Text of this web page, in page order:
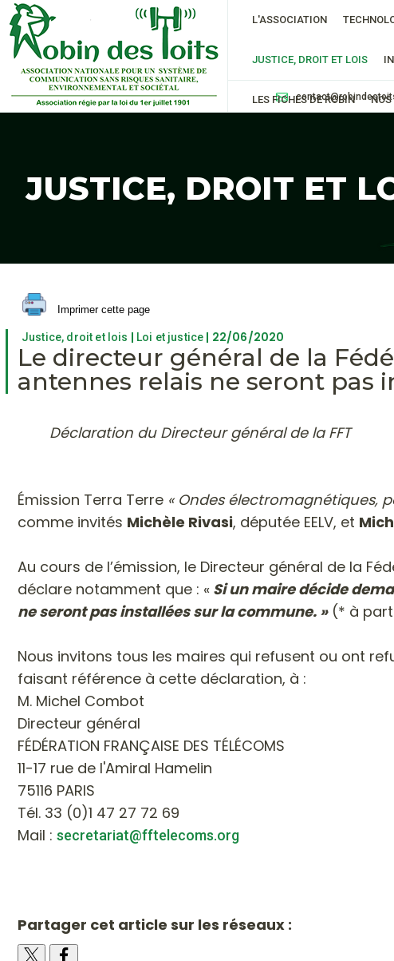
JUSTICE, DROIT ET
L'ASSOCIATION
JUSTICE, DROIT ET LOIS
LES FICHES DE ROBIN NOS
Imprimer cette page
Justice, droit et lois | Loi et justice | 22/06/2020
Le directeur général de la
antennes relais ne seront pas
Déclaration du Directeur général de la FFT
Émission Terra Terre « Ondes électromagnétiques,
comme invités Michèle Rivasi, députée EELV, et
Au cours de l’émission, le Directeur général de la
déclare notamment que : « Si un maire décide
ne seront pas installées sur la commune. »(* à
Nous invitons tous les maires qui refusent ou ont
faisant référence à cette déclaration, à :
M. Michel Combot
Directeur général
FÉDÉRATION FRANÇAISE DES TÉLÉCOMS
11-17 rue de l'Amiral Hamelin
75116 PARIS
Tél. 33 (0)1 47 27 72 69
Mail : secretariat@fftelecoms.org
Partager cet article sur les réseaux :